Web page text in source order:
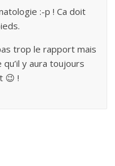
:-p ! Ca doit
trop le rapport mais
qu’il y aura toujours
😉 !